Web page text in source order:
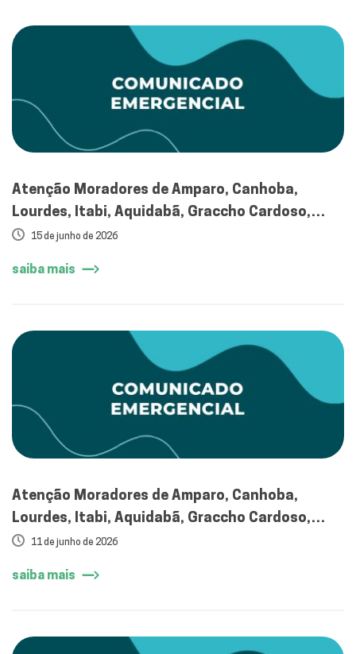
Atenção Moradores de Amparo, Canhoba,
Lourdes, Itabi, Aquidabã, Graccho Cardoso,
Cumbe, Feira Nova, Povoados de Gararu e Dores
15 de junho de 2026
saiba mais
Atenção Moradores de Amparo, Canhoba,
Lourdes, Itabi, Aquidabã, Graccho Cardoso,
Cumbe, Feira Nova, Gararu e Dores
11 de junho de 2026
saiba mais